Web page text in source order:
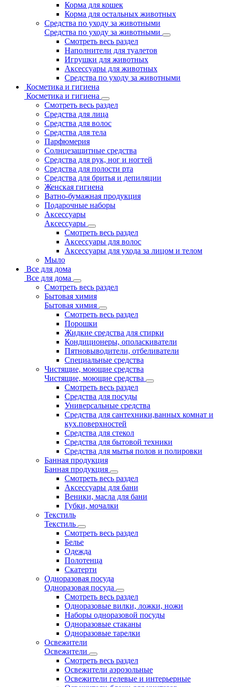
Корма для кошек
Корма для остальных животных
Средства по уходу за животными
Средства по уходу за животными
Смотреть весь раздел
Наполнители для туалетов
Игрушки для животных
Аксессуары для животных
Средства по уходу за животными
Косметика и гигиена
Косметика и гигиена
Смотреть весь раздел
Средства для лица
Средства для волос
Средства для тела
Парфюмерия
Солнцезащитные средства
Средства для рук, ног и ногтей
Средства для полости рта
Средства для бритья и депиляции
Женская гигиена
Ватно-бумажная продукция
Подарочные наборы
Аксессуары
Аксессуары
Смотреть весь раздел
Аксессуары для волос
Аксессуары для ухода за лицом и телом
Мыло
Все для дома
Все для дома
Смотреть весь раздел
Бытовая химия
Бытовая химия
Смотреть весь раздел
Порошки
Жидкие средства для стирки
Кондиционеры, ополаскиватели
Пятновыводители, отбеливатели
Специальные средства
Чистящие, моющие средства
Чистящие, моющие средства
Смотреть весь раздел
Средства для посуды
Универсальные средства
Средства для сантехники,ванных комнат и
кух.поверхностей
Средства для стекол
Средства для бытовой техники
Средства для мытья полов и полировки
Банная продукция
Банная продукция
Смотреть весь раздел
Аксессуары для бани
Веники, масла для бани
Губки, мочалки
Текстиль
Текстиль
Смотреть весь раздел
Белье
Одежда
Полотенца
Скатерти
Одноразовая посуда
Одноразовая посуда
Смотреть весь раздел
Одноразовые вилки, ложки, ножи
Наборы одноразовой посуды
Одноразовые стаканы
Одноразовые тарелки
Освежители
Освежители
Смотреть весь раздел
Освежители аэрозольные
Освежители гелевые и интерьерные